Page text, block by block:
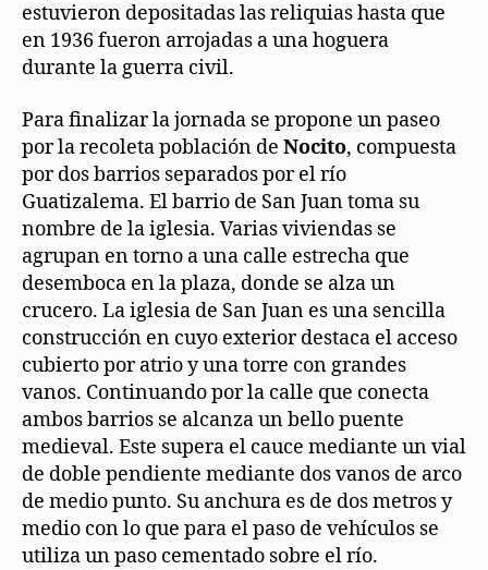
estuvieron depositadas las reliquias hasta que
en 1936 fueron arrojadas a una hoguera
durante la guerra civil.
Para finalizar la jornada se propone un paseo
por la recoleta población de Nocito, compuesta
por dos barrios separados por el río
Guatizalema. El barrio de San Juan toma su
nombre de la iglesia. Varias viviendas se
agrupan en torno a una calle estrecha que
desemboca en la plaza, donde se alza un
crucero. La iglesia de San Juan es una sencilla
construcción en cuyo exterior destaca el acceso
cubierto por atrio y una torre con grandes
vanos. Continuando por la calle que conecta
ambos barrios se alcanza un bello puente
medieval. Este supera el cauce mediante un vial
de doble pendiente mediante dos vanos de arco
de medio punto. Su anchura es de dos metros y
medio con lo que para el paso de vehículos se
utiliza un paso cementado sobre el río.